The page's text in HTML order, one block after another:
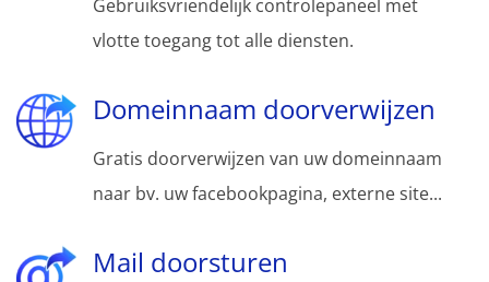
Gebruiksvriendelijk controlepaneel met
vlotte toegang tot alle diensten.
Domeinnaam doorverwijzen
Gratis doorverwijzen van uw domeinnaam
naar bv. uw facebookpagina, externe site...
Mail doorsturen